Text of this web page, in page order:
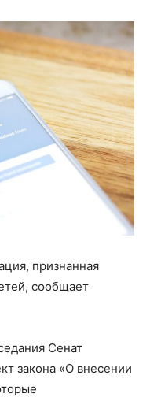
признанная
сообщает
Сенат
закона «О внесении